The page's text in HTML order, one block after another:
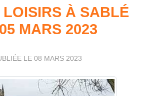
LOISIRS À SABLÉ
MARS 2023
LE 08 MARS 2023